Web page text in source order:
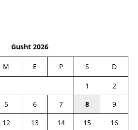
Gusht 2026
M E P S D
1
2
5 6 7 8
9
12 13 14 15
16